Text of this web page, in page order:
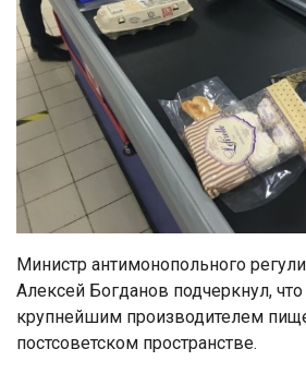
Министр антимонопольного
Алексей Богданов подчеркнул,
крупнейшим производителем
постсоветском пространстве.